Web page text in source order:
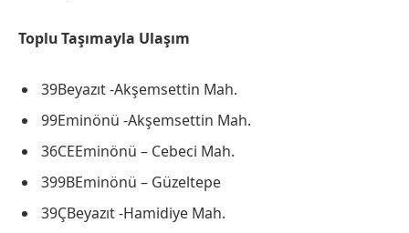
Toplu Taşımayla Ulaşım
39Beyazıt -Akşemsettin Mah.
99Eminönü -Akşemsettin Mah.
36CEEminönü – Cebeci Mah.
399BEminönü – Güzeltepe
39ÇBeyazıt -Hamidiye Mah.